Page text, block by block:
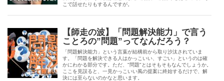
こで話せたりもするんですが。
【師走の波】「問題解決能力」で言う
ことろの”問題”ってなんだろう？
「問題解決能力」という言葉が結構前から取り沙汰されていま
す。「問題を解決できる人はかっこいい、すごい」というのは確
かにわかる部分です。ただ、"問題"とはそもそもなんでしょうか。
ここを見誤ると、一見かっこいい風の提案に終始するだけで、解
決には至らないのかなと思います。